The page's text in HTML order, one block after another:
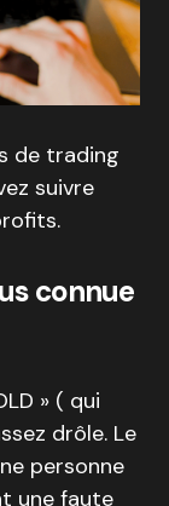
de trading
suivre
connue
» ( qui
drôle. Le
personne
une faute